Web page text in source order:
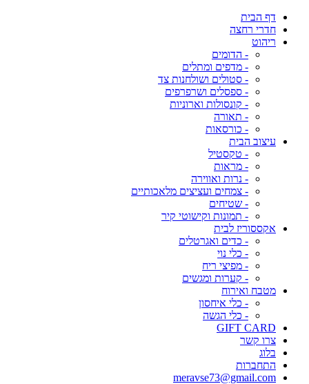
דף הבית
חדרי רחצה
ריהוט
- הדומים
- מדפים ומתלים
- סטולים ושולחנות צד
- ספסלים ושרפרפים
- קונסולות וארוניות
- תאורה
- כורסאות
עיצוב הבית
- טקסטיל
- מראות
- נרות ואווירה
- צמחים ועציצים מלאכותיים
- שטיחים
- תמונות וקישוטי קיר
אקססוריז לבית
- כדים ואגרטלים
- כלי נוי
- מפיצי ריח
- קערות ומגשים
מטבח ואירוח
- כלי איחסון
- כלי הגשה
GIFT CARD
צרו קשר
בלוג
התחברות
meravse73@gmail.com